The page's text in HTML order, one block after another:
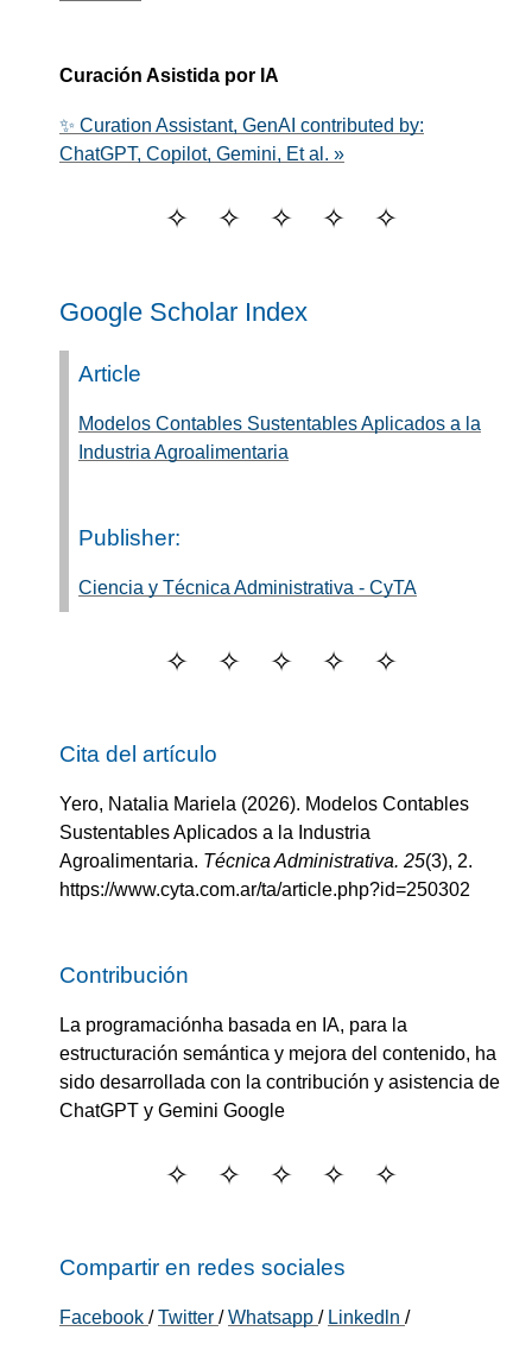
Curación Asistida por IA
✨ Curation Assistant, GenAI contributed by:
ChatGPT, Copilot, Gemini, Et al. »
Google Scholar Index
Article
Modelos Contables Sustentables Aplicados a la
Industria Agroalimentaria
Publisher:
Ciencia y Técnica Administrativa - CyTA
Cita del artículo
Yero, Natalia Mariela (2026). Modelos Contables
Sustentables Aplicados a la Industria
Agroalimentaria. Técnica Administrativa. 25(3), 2.
https://www.cyta.com.ar/ta/article.php?id=250302
Contribución
La programaciónha basada en IA, para la
estructuración semántica y mejora del contenido, ha
sido desarrollada con la contribución y asistencia de
ChatGPT y Gemini Google
Compartir en redes sociales
Facebook / Twitter / Whatsapp / Linkedln /